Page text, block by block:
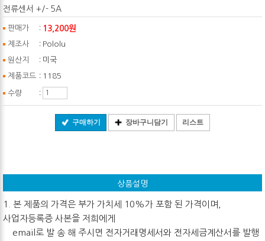
전류센서 +/- 5A
판매가 : 13,200원
제조사 : Pololu
원산지 : 미국
제품코드 : 1185
수량 :
구매하기 장바구니담기 리스트
상품설명
1. 본 제품의 가격은 부가 가치세 10%가 포함 된 가격이며,
사업자등록증 사본을 저희에게
email로 발 송 해 주시면 전자거래명세서와 전자세금계산서를 발행